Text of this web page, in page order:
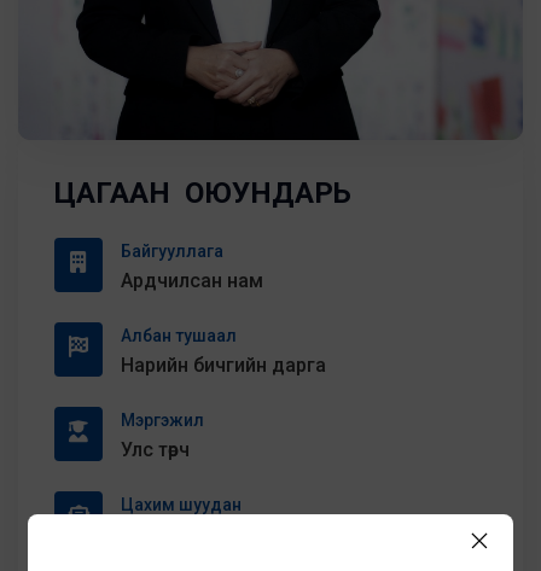
ЦАГААН ОЮУНДАРЬ
Байгууллага
Ардчилсан нам
Албан тушаал
Нарийн бичгийн дарга
Мэргэжил
Улс төрч
Цахим шуудан